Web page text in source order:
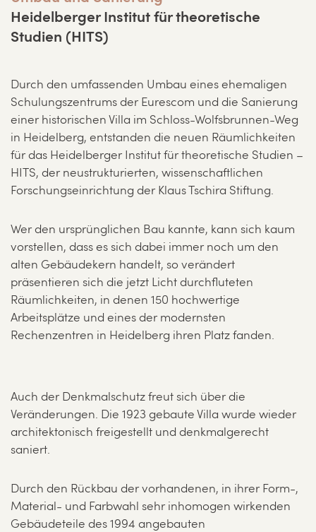
Heidelberger Institut für theoretische
Studien (HITS)
Durch den umfassenden Umbau eines ehemaligen
Schulungszentrums der Eurescom und die Sanierung
einer historischen Villa im Schloss-Wolfsbrunnen-Weg
in Heidelberg, entstanden die neuen Räumlichkeiten
für das Heidelberger Institut für theoretische Studien –
HITS, der neustrukturierten, wissenschaftlichen
Forschungseinrichtung der Klaus Tschira Stiftung.
Wer den ursprünglichen Bau kannte, kann sich kaum
vorstellen, dass es sich dabei immer noch um den
alten Gebäudekern handelt, so verändert
präsentieren sich die jetzt Licht durchfluteten
Räumlichkeiten, in denen 150 hochwertige
Arbeitsplätze und eines der modernsten
Rechenzentren in Heidelberg ihren Platz fanden.
Auch der Denkmalschutz freut sich über die
Veränderungen. Die 1923 gebaute Villa wurde wieder
architektonisch freigestellt und denkmalgerecht
saniert.
Durch den Rückbau der vorhandenen, in ihrer Form-,
Material- und Farbwahl sehr inhomogen wirkenden
Gebäudeteile des 1994 angebauten